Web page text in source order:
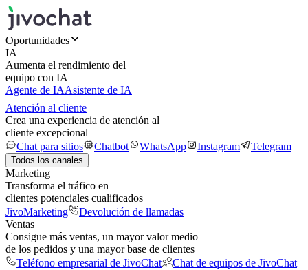
Oportunidades
IA
Aumenta el rendimiento del
equipo con IA
Agente de IAAsistente de IA
Atención al cliente
Crea una experiencia de atención al
cliente excepcional
Chat para sitios
Chatbot WhatsApp Instagram Telegram
Todos los canales
Marketing
Transforma el tráfico en
clientes potenciales cualificados
JivoMarketing
Devolución de llamadas
Ventas
Consigue más ventas, un mayor valor medio
de los pedidos y una mayor base de clientes
Teléfono empresarial de JivoChat
Chat de equipos de JivoChat